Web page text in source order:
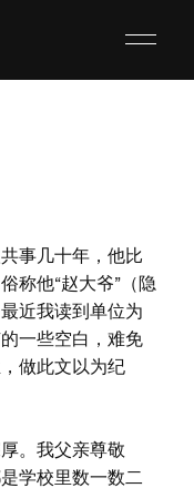
事几十年，他比
称他“赵大爷”（隐
近我读到单位为
一些空白，难免
做此文以为纪
。我父亲尊敬
学校里数一数二